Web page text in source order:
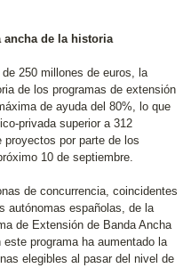
ancha de la historia
250 millones de euros, la
de los programas de extensión
de ayuda del 80%, lo que
privada superior a 312
por parte de los
10 de septiembre.
de concurrencia, coincidentes
autónomas españolas, de la
de Extensión de Banda Ancha
programa ha aumentado la
elegibles al pasar del nivel de